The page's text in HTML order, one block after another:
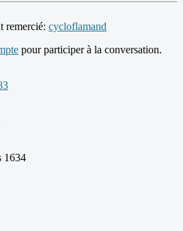
remercié: cycloflamand
pour participer à la conversation.
1634